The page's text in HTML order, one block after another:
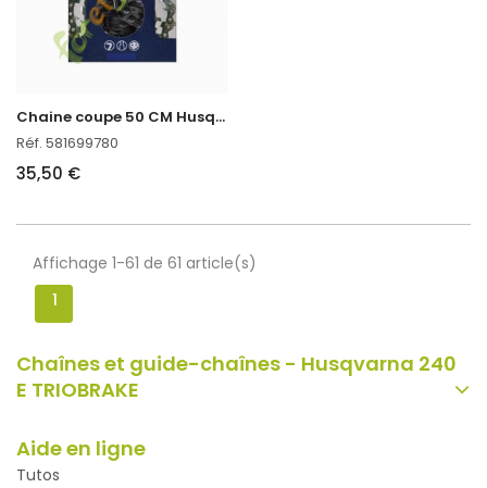
C
haine coupe 50 CM Husqvarna ref. 581699780en stock
Réf. 581699780
35,50 €
Affichage 1-61 de 61 article(s)
1
Chaînes et guide-chaînes - Husqvarna 240
E TRIOBRAKE
Aide en ligne
Tutos